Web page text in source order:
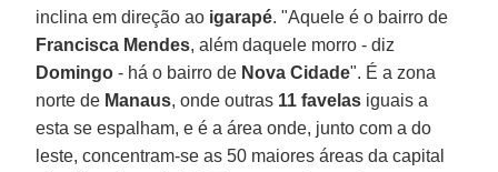
inclina em direção ao igarapé. "Aquele é o bairro de
Francisca Mendes, além daquele morro - diz
Domingo - há o bairro de Nova Cidade". É a zona
norte de Manaus, onde outras 11 favelas iguais a
esta se espalham, e é a área onde, junto com a do
leste, concentram-se as 50 maiores áreas da capital